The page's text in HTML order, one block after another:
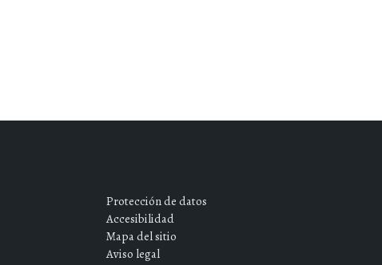
Protección de datos
Accesibilidad
Mapa del sitio
Aviso legal